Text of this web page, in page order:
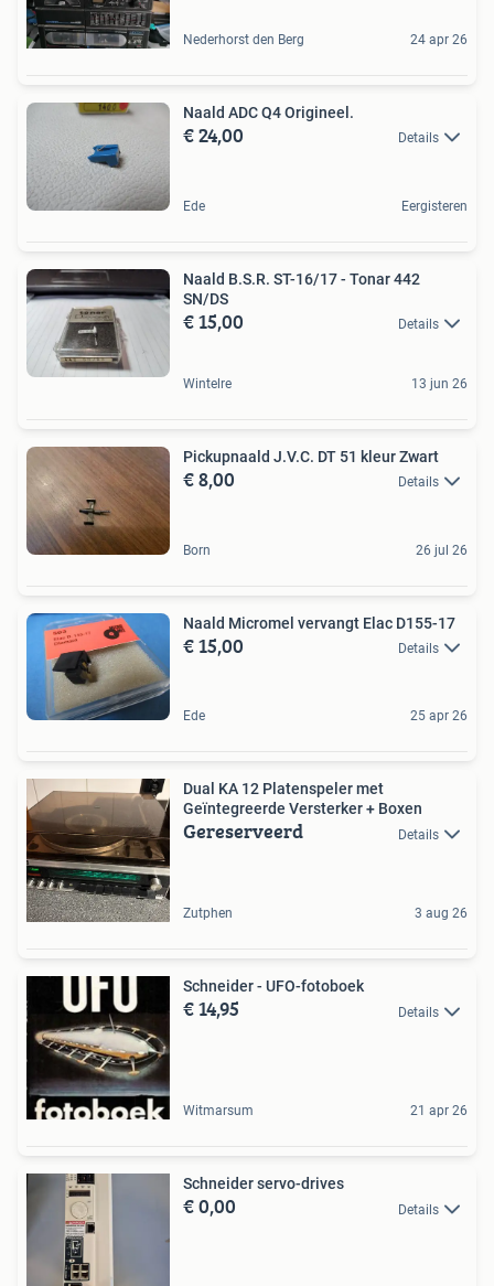
Nederhorst den Berg 24 apr 26
Naald ADC Q4 Origineel.
€ 24,00 Details
Ede Eergisteren
Naald B.S.R. ST-16/17 - Tonar 442
SN/DS
€ 15,00 Details
Wintelre 13 jun 26
Pickupnaald J.V.C. DT 51 kleur Zwart
€ 8,00 Details
Born 26 jul 26
Naald Micromel vervangt Elac D155-17
€ 15,00 Details
Ede 25 apr 26
Dual KA 12 Platenspeler met
Geïntegreerde Versterker + Boxen
Gereserveerd Details
Zutphen 3 aug 26
Schneider - UFO-fotoboek
€ 14,95 Details
Witmarsum 21 apr 26
Schneider servo-drives
€ 0,00 Details